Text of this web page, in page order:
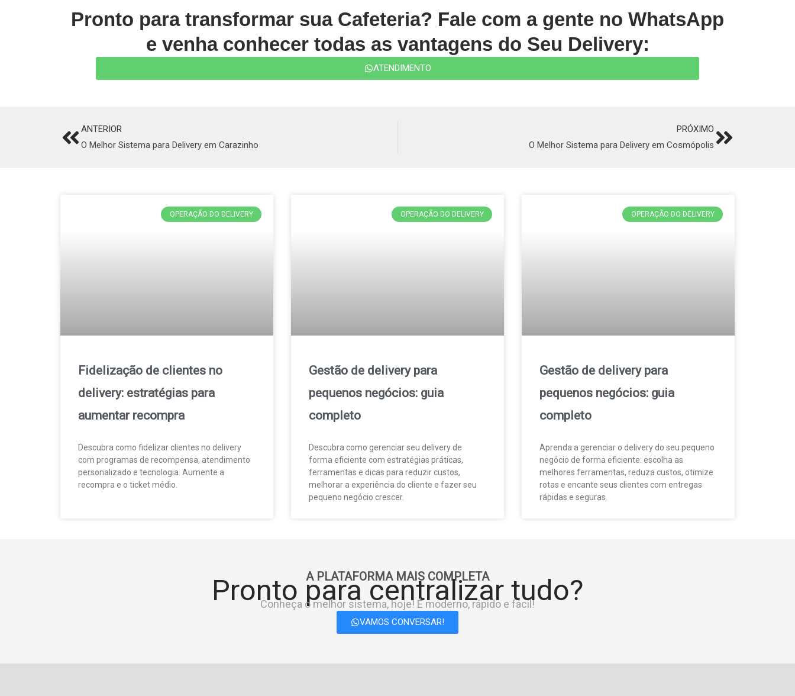
Pronto para transformar sua Cafeteria? Fale com a gente no WhatsApp
e venha conhecer todas as vantagens do Seu Delivery:
ATENDIMENTO
PrevANTERIOR
O Melhor Sistema para Delivery em Carazinho
PRÓXIMO
O Melhor Sistema para Delivery em Cosmópolis Next
OPERAÇÃO DO DELIVERY
Fidelização de clientes no
delivery: estratégias para
aumentar recompra
Descubra como fidelizar clientes no delivery
com programas de recompensa, atendimento
personalizado e tecnologia. Aumente a
recompra e o ticket médio.
OPERAÇÃO DO DELIVERY
Gestão de delivery para
pequenos negócios: guia
completo
Descubra como gerenciar seu delivery de
forma eficiente com estratégias práticas,
ferramentas e dicas para reduzir custos,
melhorar a experiência do cliente e fazer seu
pequeno negócio crescer.
OPERAÇÃO DO DELIVERY
Gestão de delivery para
pequenos negócios: guia
completo
Aprenda a gerenciar o delivery do seu pequeno
negócio de forma eficiente: escolha as
melhores ferramentas, reduza custos, otimize
rotas e encante seus clientes com entregas
rápidas e seguras.
A PLATAFORMA MAIS COMPLETA
Pronto para centralizar tudo?
Conheça o melhor sistema, hoje! É moderno, rápido e fácil!
VAMOS CONVERSAR!